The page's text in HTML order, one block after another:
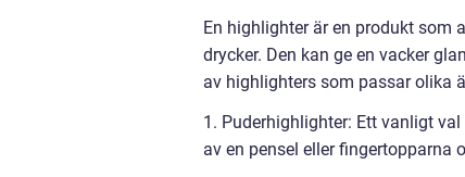
En highlighter är en produkt som
drycker. Den kan ge en vacker
av highlighters som passar olika
1. Puderhighlighter: Ett vanligt
av en pensel eller fingertopparna